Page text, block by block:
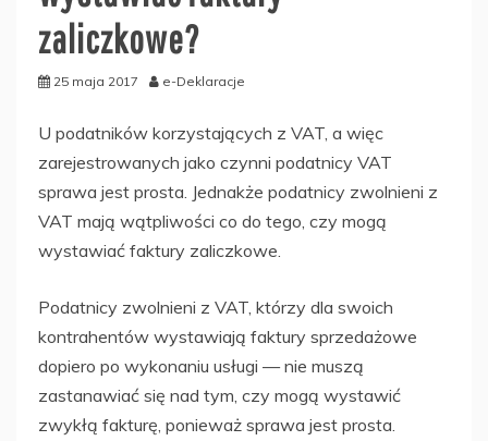
zaliczkowe?
25 maja 2017 e-Deklaracje
U podatników korzystających z VAT, a więc
zarejestrowanych jako czynni podatnicy VAT
sprawa jest prosta. Jednakże podatnicy zwolnieni z
VAT mają wątpliwości co do tego, czy mogą
wystawiać faktury zaliczkowe.
Podatnicy zwolnieni z VAT, którzy dla swoich
kontrahentów wystawiają faktury sprzedażowe
dopiero po wykonaniu usługi — nie muszą
zastanawiać się nad tym, czy mogą wystawić
zwykłą fakturę, ponieważ sprawa jest prosta.